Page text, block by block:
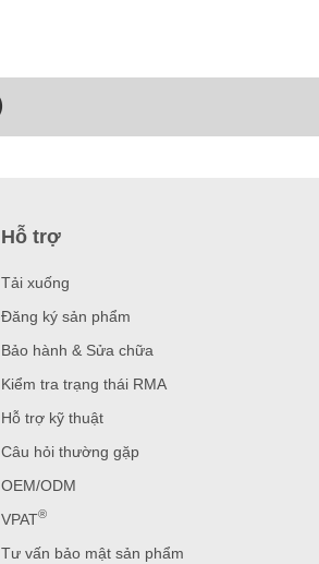
Hỗ trợ
Tải xuống
Đăng ký sản phẩm
Bảo hành & Sửa chữa
Kiểm tra trạng thái RMA
Hỗ trợ kỹ thuật
Câu hỏi thường gặp
OEM/ODM
VPAT®
Tư vấn bảo mật sản phẩm